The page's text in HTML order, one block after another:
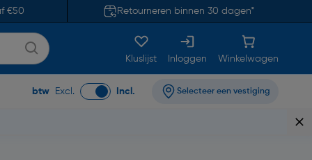
€50 Retourneren binnen 30 dagen*
Kluslijst Inloggen Winkelwagen
btw Excl. Incl. Selecteer een vestiging